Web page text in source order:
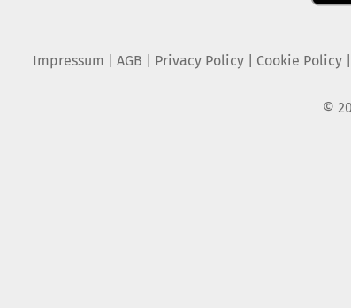
Impressum AGB Privacy Policy| Cookie Policy|
©